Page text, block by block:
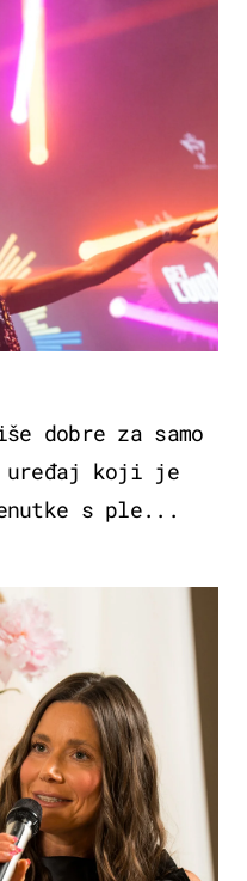
dobre za samo
uređaj koji je
s ple...